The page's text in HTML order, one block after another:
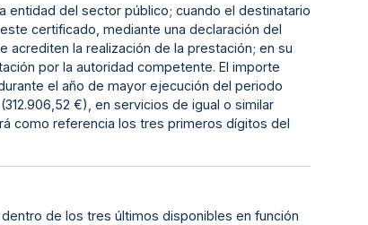
del sector público; cuando el destinatario
certificado, mediante una declaración del
la realización de la prestación; en su
por la autoridad competente. El importe
el año de mayor ejecución del periodo
€), en servicios de igual o similar
como referencia los tres primeros dígitos del
de los tres últimos disponibles en función